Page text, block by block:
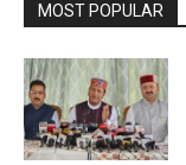
MOST POPULAR